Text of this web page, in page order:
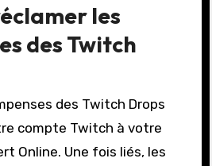
les
des Twitch
des Twitch Drops
compte Twitch à votre
Online. Une fois liés, les